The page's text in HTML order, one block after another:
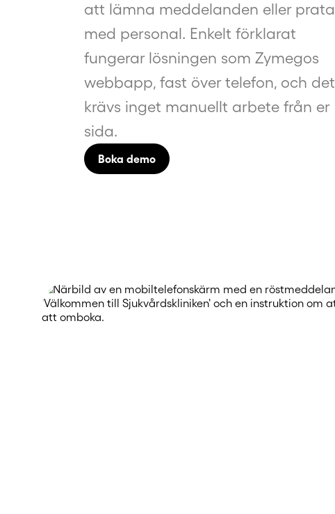
att lämna meddelanden eller prata
med personal. Enkelt förklarat
fungerar lösningen som Zymegos
webbapp, fast över telefon, och det
krävs inget manuellt arbete från er
sida.
Boka demo